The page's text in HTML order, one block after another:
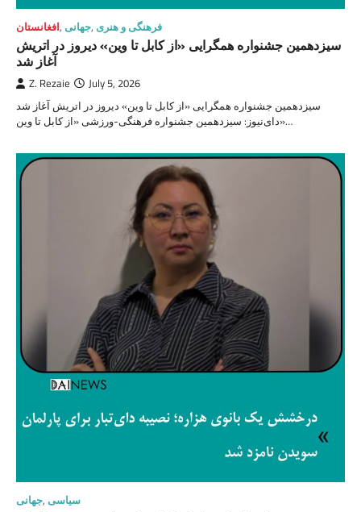
افغانستان, جهانی, فرهنگی و هنری
سیزدهمین جشنواره همگرایی «از کابل تا وین» دیروز در اتریش
آغاز شد
Z. Rezaie July 5, 2026
سیزدهمین جشنواره همگرایی «از کابل تا وین» دیروز در اتریش آغاز شد
دای‌نیوز: سیزدهمین جشنواره فرهنگی-ورزشی «از کابل تا وین»…
جهانی, سیاسی